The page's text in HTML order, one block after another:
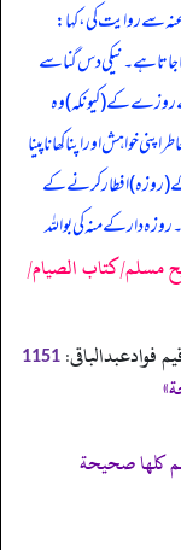
سے روایت کی، کہا:
جاتا ہے۔ نیکی دس گنا سے
روزے کے (کیونکہ) وہ
خواہش اور اپنا کھانا پینا
(روزہ) افطار کرنے کے
دار کے منہ کی بو اللہ
مسلم/كتاب الصيام/
فوادعبدالباقی: 1151
كلها صحيحة